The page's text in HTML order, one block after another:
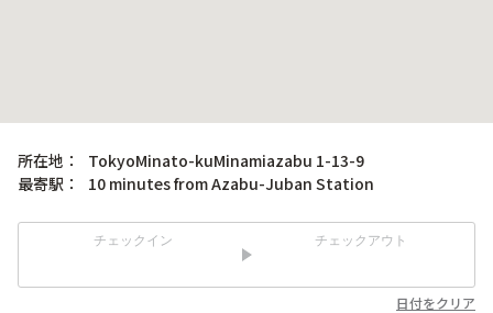
所在地：
TokyoMinato-kuMinamiazabu 1-13-9
最寄駅：
10 minutes from Azabu-Juban Station
チェックイン チェックアウト
日付をクリア